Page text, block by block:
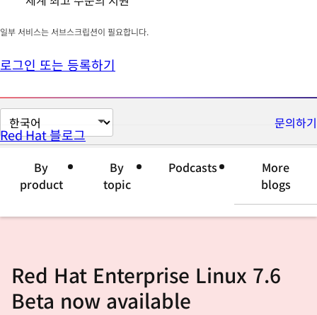
일부 서비스는 서브스크립션이 필요합니다.
로그인 또는 등록하기
페
이
변
문의하기
Red Hat 블로그
By
product
By
topic
Podcasts
More
blogs
Red Hat Enterprise Linux 7.6
Beta now available